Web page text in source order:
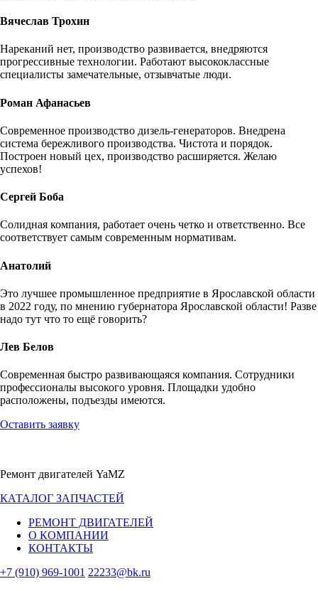
Вячеслав Трохин
Нареканий нет, производство развивается, внедряются
прогрессивные технологии. Работают высококлассные
специалисты замечательные, отзывчатые люди.
Роман Афанасьев
Современное производство дизель-генераторов. Внедрена
система бережливого производства. Чистота и порядок.
Построен новый цех, производство расширяется. Желаю
успехов!
Сергей Боба
Солидная компания, работает очень четко и ответственно. Все
соответствует самым современным нормативам.
Анатолий
Это лучшее промышленное предприятие в Ярославской области
в 2022 году, по мнению губернатора Ярославской области! Разве
надо тут что то ещё говорить?
Лев Белов
Современная быстро развивающаяся компания. Сотрудники
профессионалы высокого уровня. Площадки удобно
расположены, подъезды имеются.
Оставить заявку
Ремонт двигателей YaMZ
КАТАЛОГ ЗАПЧАСТЕЙ
РЕМОНТ ДВИГАТЕЛЕЙ
О КОМПАНИИ
КОНТАКТЫ
+7 (910) 969-1001 22233@bk.ru